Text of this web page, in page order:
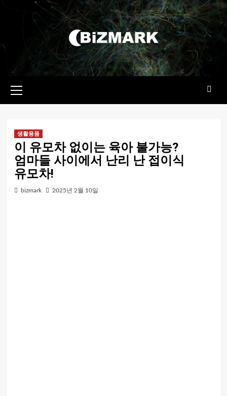
메뉴
생활용품
이 유모차 없이는 육아 불가능?
엄마들 사이에서 난리 난 접이식
유모차!
bizmark 2025년 2월 10일